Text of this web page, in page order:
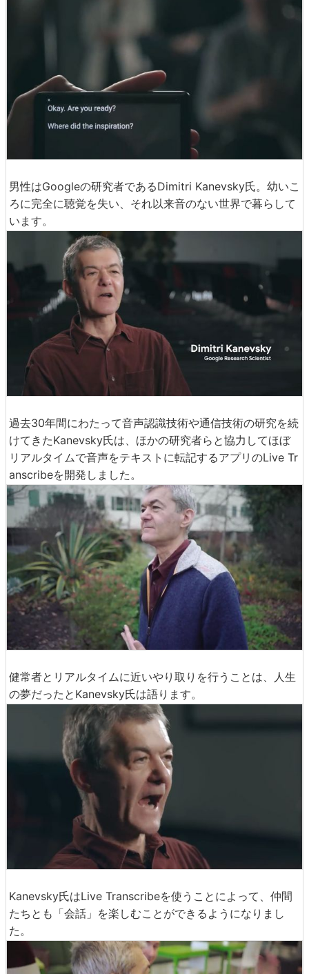
男性はGoogleの研究者であるDimitri Kanevsky氏。幼いこ
ろに完全に聴覚を失い、それ以来音のない世界で暮らして
います。
過去30年間にわたって音声認識技術や通信技術の研究を続
けてきたKanevsky氏は、ほかの研究者らと協力してほぼ
リアルタイムで音声をテキストに転記するアプリのLive Tr
anscribeを開発しました。
健常者とリアルタイムに近いやり取りを行うことは、人生
の夢だったとKanevsky氏は語ります。
Kanevsky氏はLive Transcribeを使うことによって、仲間
たちとも「会話」を楽しむことができるようになりまし
た。